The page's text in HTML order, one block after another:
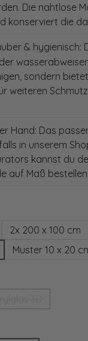
Die nahtlose
konserviert die
& hygienisch:
sondern
weiteren
Hand: Das
in unserem
kannst du
auf Maß bestellen
2x 200 x 100 cm
Muster 10 x 20